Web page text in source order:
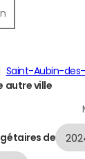
Saint-Aubin-des-
autre ville
de